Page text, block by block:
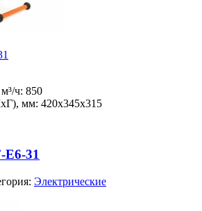
ч: 850
мм: 420x345x315
31
Электрические